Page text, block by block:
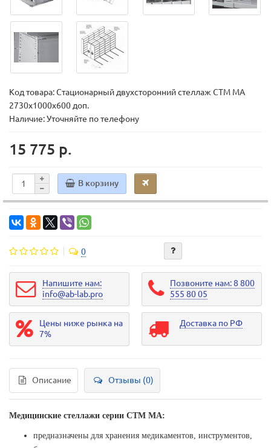
Код товара:Стационарный двухсторонний стеллаж СТМ МА
2730х1000х600 доп.
Наличие: Уточняйте по телефону
15 775 р.
В корзину
0
Напишите нам:
info@ab-lab.pro
Позвоните нам: 8 800
555 80 05
Цены ниже рынка на
7%
Доставка по РФ
Описание Отзывы (0)
Медицинские стеллажи серии СТМ МА:
предназначены для хранения медикаментов, инструментов,